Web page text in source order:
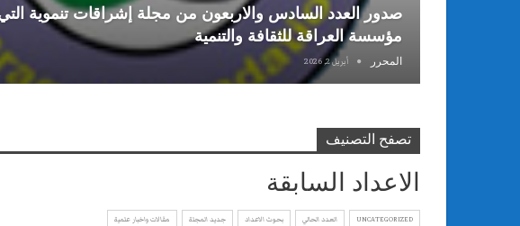
صدور العدد السادس والاربعون من مجلة إشراقات تنموية
مؤسسة العراقة للثقافة والتنمية
المحرر أبريل 2, 2026
تصفح التصنيف
الاعداد السابقة
UNCATEGORIZED العدد الحالي بحوث الاعداد جديد المجلة مقالات واخبار علمية